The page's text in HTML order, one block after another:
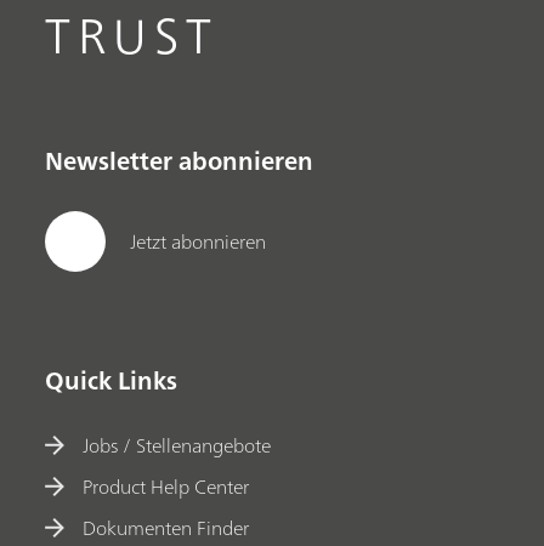
TRUST
Newsletter abonnieren
Jetzt abonnieren
Quick Links
Jobs / Stellenangebote
Product Help Center
Dokumenten Finder